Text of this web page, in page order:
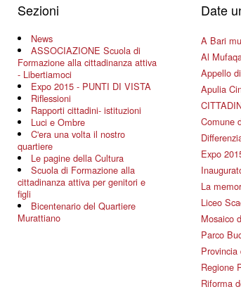
Sezioni
News
ASSOCIAZIONE Scuola di
Formazione alla cittadinanza attiva
- Libertiamoci
Expo 2015 - PUNTI DI VISTA
Riflessioni
Rapporti cittadini- istituzioni
Luci e Ombre
C'era una volta il nostro
quartiere
Le pagine della Cultura
Scuola di Formazione alla
cittadinanza attiva per genitori e
figli
Bicentenario del Quartiere
Murattiano
Date
A Bari
Al
Appello
Apulia
Comune
Expo
La
Liceo
Mosaico
Parco
Provincia
Regione
Riforma